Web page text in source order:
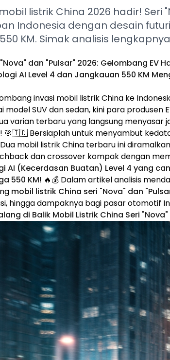
listrik China 2026 hadir! Seri
Indonesia dengan desain
KM. Simak analisis
dan "Pulsar" 2026: Gelombang EV
AI Level 4 dan Jangkauan 550 KM
invasi mobil listrik China ke
SUV dan sedan, kini para produsen
varian terbaru yang langsung menyasar
🎯🇮🇩 Bersiaplah untuk menyambut
mobil listrik China terbaru ini
dan crossover kompak dengan
AI (Kecerdasan Buatan) Level 4 yang
550 KM! 🔥💰 Dalam artikel analisis
mobil listrik China seri "Nova" dan
hingga dampaknya bagi pasar otomotif
di Balik Mobil Listrik China Seri